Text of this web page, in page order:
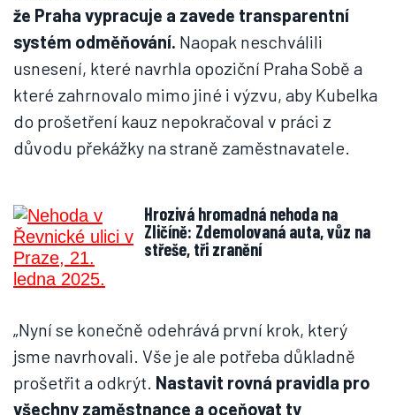
že Praha vypracuje a zavede transparentní
systém odměňování. Naopak neschválili
usnesení, které navrhla opoziční Praha Sobě a
které zahrnovalo mimo jiné i výzvu, aby Kubelka
do prošetření kauz nepokračoval v práci z
důvodu překážky na straně zaměstnavatele.
Hrozivá hromadná nehoda na
Zličíně: Zdemolovaná auta, vůz na
střeše, tři zranění
„Nyní se konečně odehrává první krok, který
jsme navrhovali. Vše je ale potřeba důkladně
prošetřit a odkrýt. Nastavit rovná pravidla pro
všechny zaměstnance a oceňovat ty